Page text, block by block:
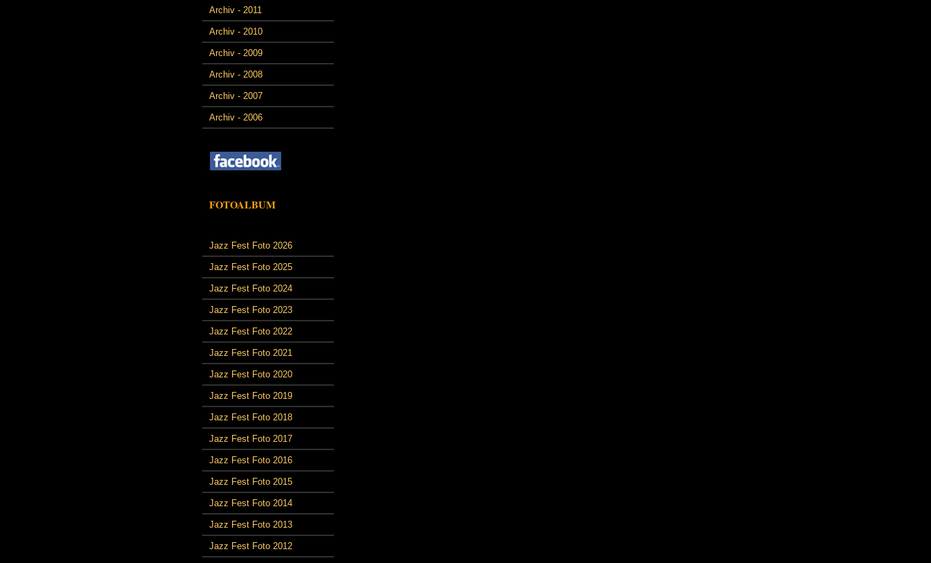
Archiv - 2011
Archiv - 2010
Archiv - 2009
Archiv - 2008
Archiv - 2007
Archiv - 2006
FOTOALBUM
Jazz Fest Foto 2026
Jazz Fest Foto 2025
Jazz Fest Foto 2024
Jazz Fest Foto 2023
Jazz Fest Foto 2022
Jazz Fest Foto 2021
Jazz Fest Foto 2020
Jazz Fest Foto 2019
Jazz Fest Foto 2018
Jazz Fest Foto 2017
Jazz Fest Foto 2016
Jazz Fest Foto 2015
Jazz Fest Foto 2014
Jazz Fest Foto 2013
Jazz Fest Foto 2012